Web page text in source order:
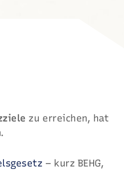
zu erreichen, hat
– kurz BEHG,